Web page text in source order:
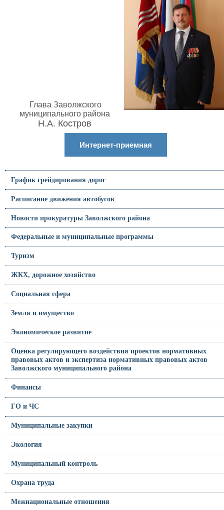
Глава Заволжского
муниципального района
Н.А. Костров
Интернет-приемная
График грейдирования дорог
Расписание движения автобусов
Новости прокуратуры Заволжского района
Федеральные и муниципальные программы
Туризм
ЖКХ, дорожное хозяйство
Социальная сфера
Земля и имущество
Экономическое развитие
Оценка регулирующего воздействия проектов нормативных
правовых актов и экспертиза нормативных правовых актов
Заволжского муниципального района
Финансы
ГО и ЧС
Муниципальные закупки
Экология
Муниципальный контроль
Охрана труда
Межнациональные отношения